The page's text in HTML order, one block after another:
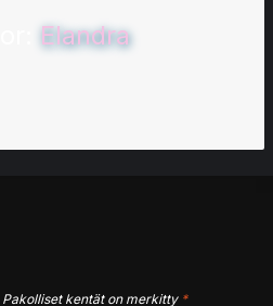
Elandra
Pakolliset kentät on merkitty *